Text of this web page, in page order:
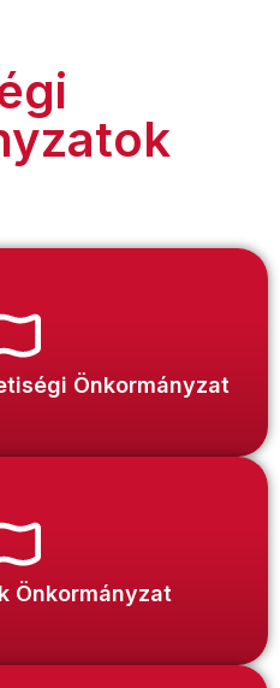
Önkormányzat
Önkormányzat